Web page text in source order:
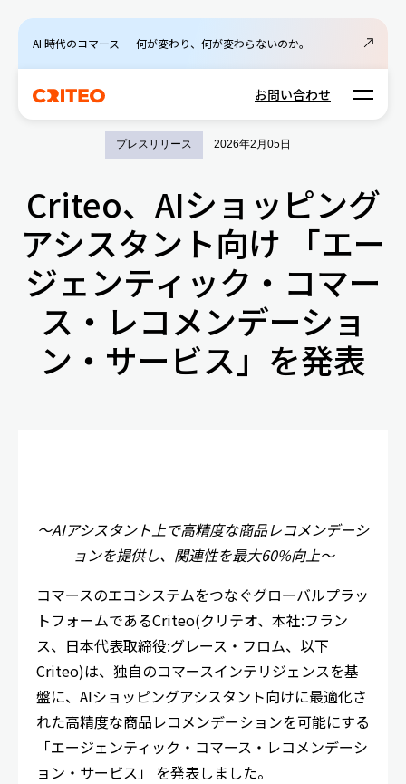
AI 時代のコマース ―何が変わり、何が変わらないのか。
お問い合わせ Open
プレスリリース 2026年2月05日
Criteo、AIショッピング
アシスタント向け 「エー
ジェンティック・コマー
ス・レコメンデーショ
ン・サービス」を発表
～AIアシスタント上で高精度な商品レコメンデーシ
ョンを提供し、関連性を最大60%向上～
コマースのエコシステムをつなぐグローバルプラッ
トフォームであるCriteo(クリテオ、本社:フラン
ス、日本代表取締役:グレース・フロム、以下
Criteo)は、独自のコマースインテリジェンスを基
盤に、AIショッピングアシスタント向けに最適化さ
れた高精度な商品レコメンデーションを可能にする
「エージェンティック・コマース・レコメンデーシ
ョン・サービス」 を発表しました。